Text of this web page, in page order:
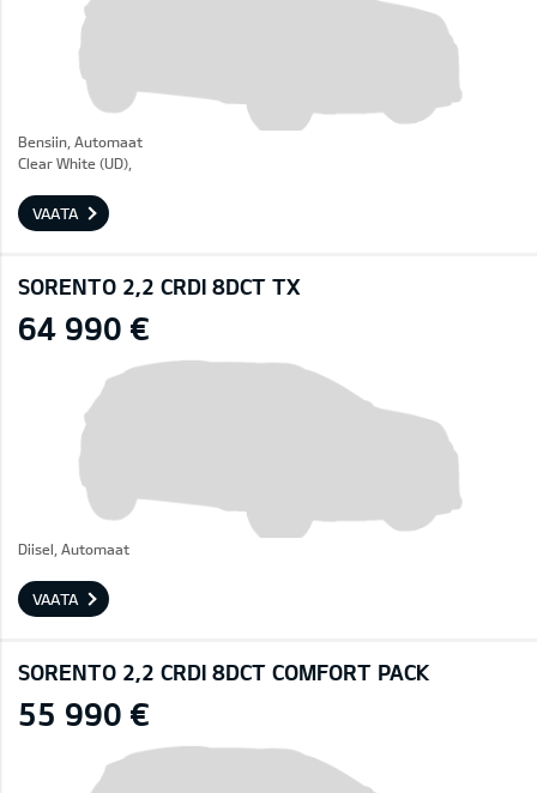
Bensiin, Automaat
Clear White (UD),
VAATA
SORENTO 2,2 CRDI 8DCT TX
64 990 €
Diisel, Automaat
VAATA
SORENTO 2,2 CRDI 8DCT COMFORT PACK
55 990 €